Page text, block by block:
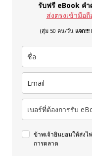
รับฟรี eBook คำ
ส่งตรงเข้ามือ
(สุ่ม 50 คน/วัน แจก!!!
ข้าพเจ้ายินยอมให้ส่งไ
การตลาด